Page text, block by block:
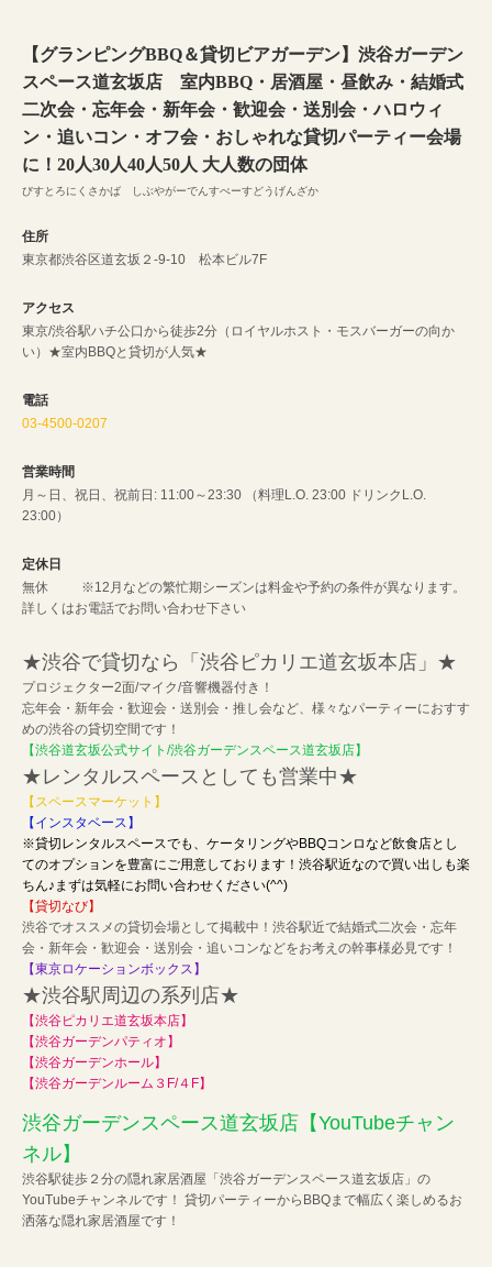
【グランピングBBQ＆貸切ビアガーデン】渋谷ガーデン
スペース道玄坂店 室内BBQ・居酒屋・昼飲み・結婚式
二次会・忘年会・新年会・歓迎会・送別会・ハロウィ
ン・追いコン・オフ会・おしゃれな貸切パーティー会場
に！20人30人40人50人 大人数の団体
びすとろにくさかば しぶやがーでんすぺーすどうげんざか
住所
東京都渋谷区道玄坂２-9-10 松本ビル7F
アクセス
東京/渋谷駅ハチ公口から徒歩2分（ロイヤルホスト・モスバーガーの向か
い）★室内BBQと貸切が人気★
電話
03-4500-0207
営業時間
月～日、祝日、祝前日: 11:00～23:30 （料理L.O. 23:00 ドリンクL.O.
23:00）
定休日
無休 ※12月などの繁忙期シーズンは料金や予約の条件が異なります。
詳しくはお電話でお問い合わせ下さい
★渋谷で貸切なら「渋谷ピカリエ道玄坂本店」★
プロジェクター2面/マイク/音響機器付き！
忘年会・新年会・歓迎会・送別会・推し会など、様々なパーティーにおすす
めの渋谷の貸切空間です！
【渋谷道玄坂公式サイト/渋谷ガーデンスペース道玄坂店】
★レンタルスペースとしても営業中★
【 スペースマーケット 】
【 インスタベース】
※貸切レンタルスペースでも、ケータリングやBBQコンロなど飲食店とし
てのオプションを豊富にご用意しております！渋谷駅近なので買い出しも楽
ちん♪まずは気軽にお問い合わせください(^^)
【貸切なび】
渋谷でオススメの貸切会場として掲載中！渋谷駅近で結婚式二次会・忘年
会・新年会・歓迎会・送別会・追いコンなどをお考えの幹事様必見です！
【東京ロケーションボックス】
★渋谷駅周辺の系列店★
【渋谷ピカリエ道玄坂本店】
【渋谷ガーデンパティオ】
【渋谷ガーデンホール】
【渋谷ガーデンルーム３F/４F】
渋谷ガーデンスペース道玄坂店【YouTubeチャン
ネル】
渋谷駅徒歩２分の隠れ家居酒屋「渋谷ガーデンスペース道玄坂店」の
YouTubeチャンネルです！ 貸切パーティーからBBQまで幅広く楽しめるお
洒落な隠れ家居酒屋です！